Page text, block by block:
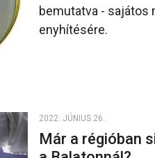
bemutatva - sajátos
enyhítésére.
2022. JÚNIUS 26.
Már a régióban